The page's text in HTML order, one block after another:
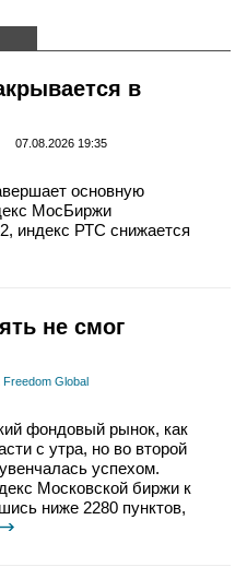
в
07.08.2026 19:35
основную
МосБиржи
индекс РТС снижается
не смог
Global
фондовый рынок, как
с утра, но во второй
успехом.
Московской биржи к
ниже 2280 пунктов,